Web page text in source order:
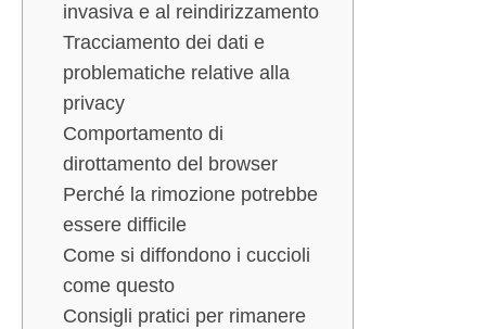
invasiva e al reindirizzamento
Tracciamento dei dati e
problematiche relative alla
privacy
Comportamento di
dirottamento del browser
Perché la rimozione potrebbe
essere difficile
Come si diffondono i cuccioli
come questo
Consigli pratici per rimanere